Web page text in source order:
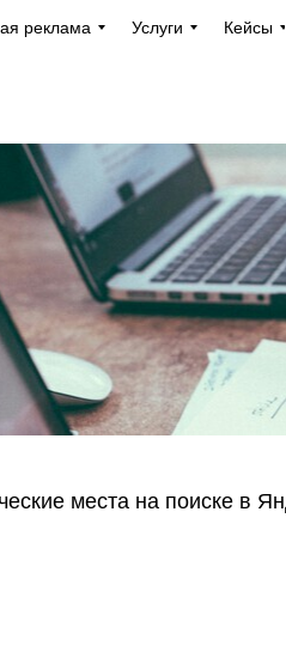
Услуги Кейсы
реклама
места на поиске в